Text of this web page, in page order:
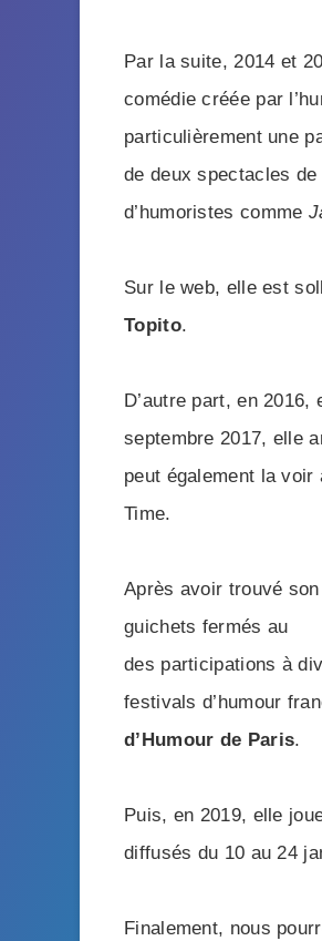
Par la suite, 2014 et
comédie créée par
particulièrement une
de deux spectacles de
d’humoristes comme
Sur le web, elle est
Topito.
D’autre part, en
septembre 2017, elle
peut également la
Time.
Après avoir trouvé
guichets fermés au
des participations à
festivals d’humour
d’Humour de Paris.
Puis, en 2019, elle
diffusés du 10 au 24
Finalement, nous